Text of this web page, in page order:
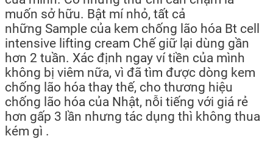
muốn sở hữu. Bật mí nhỏ, tất cả
những Sample của kem chống lão hóa Bt cell
intensive lifting cream Chế giữ lại dùng gần
hơn 2 tuần. Xác định ngay ví tiền của mình
không bị viêm nữa, vì đã tìm được dòng kem
chống lão hóa thay thế, cho thương hiệu
chống lão hóa của Nhật, nỗi tiếng với giá rẻ
hơn gấp 3 lần nhưng tác dụng thì không thua
kém gì .